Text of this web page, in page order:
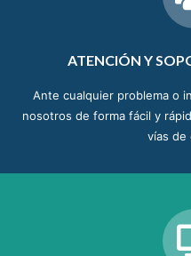
ATENCIÓN Y
Ante cualquier problema o
nosotros de forma fácil y
vías de